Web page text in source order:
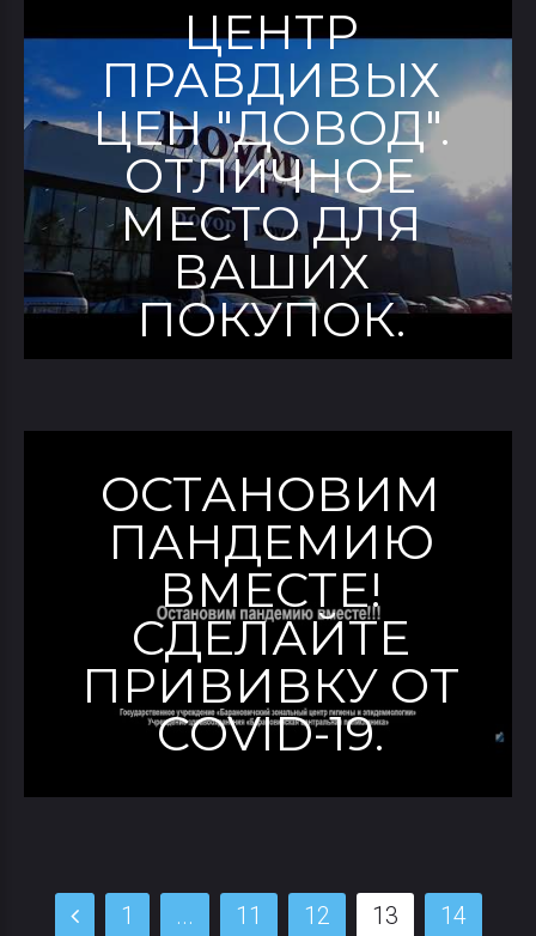
ЦЕНТР
ПРАВДИВЫХ
ЦЕН "ДОВОД".
ОТЛИЧНОЕ
МЕСТО ДЛЯ
ВАШИХ
ПОКУПОК.
ОСТАНОВИМ
ПАНДЕМИЮ
ВМЕСТЕ!
СДЕЛАЙТЕ
ПРИВИВКУ ОТ
COVID-19.
1 ... 11 12 13
14